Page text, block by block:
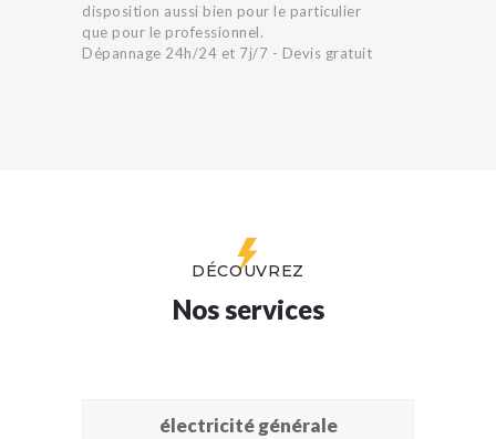
disposition aussi bien pour le particulier
que pour le professionnel.
Dépannage 24h/24 et 7j/7 - Devis gratuit
DÉCOUVREZ
Nos services
électricité générale